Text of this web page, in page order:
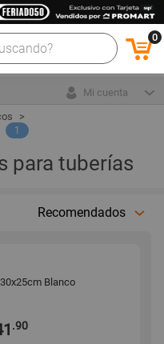
0
Mi cuenta
1
para tuberías
Recomendados
Blanco
.90